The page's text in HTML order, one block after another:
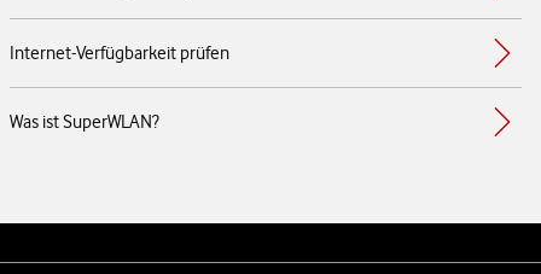
Internet-Verfügbarkeit prüfen
Was ist SuperWLAN?